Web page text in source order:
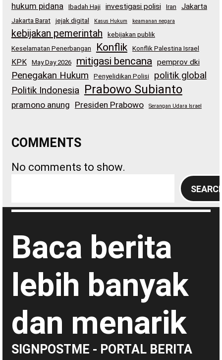
hukum pidana
Ibadah Haji investigasi polisi Iran Jakarta
Jakarta Barat jejak digital Kasus Hukum keamanan negara
kebijakan pemerintah
kebijakan publik
Keselamatan Penerbangan
Konflik Konflik Palestina Israel
KPK May Day 2026 mitigasi bencana pemprov dki
Penegakan Hukum Penyelidikan Polisi
politik global
Politik Indonesia Prabowo Subianto
pramono anung Presiden Prabowo Serangan Udara Israel
COMMENTS
No comments to show.
a
c
Baca berita
lebih banyak
dan menarik
SIGNPOSTME - PORTAL BERITA